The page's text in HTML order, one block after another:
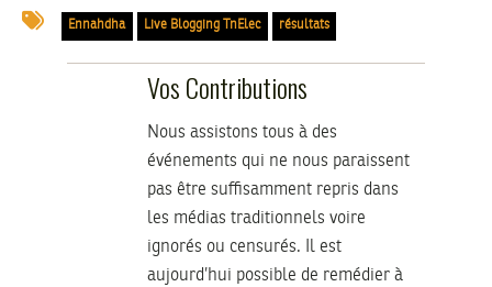
Ennahdha Live Blogging TnElec résultats
Vos Contributions
Nous assistons tous à des
événements qui ne nous paraissent
pas être suffisamment repris dans
les médias traditionnels voire
ignorés ou censurés. Il est
aujourd’hui possible de remédier à